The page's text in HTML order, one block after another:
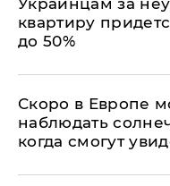
Украинцам за
квартиру
до 50%
Скоро в Европе
наблюдать
когда смогут